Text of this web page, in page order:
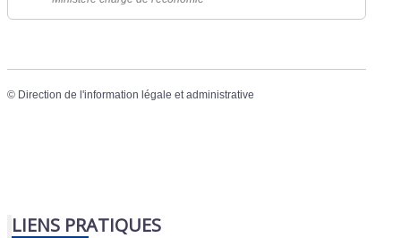
© Direction de l'information légale et administrative
LIENS PRATIQUES